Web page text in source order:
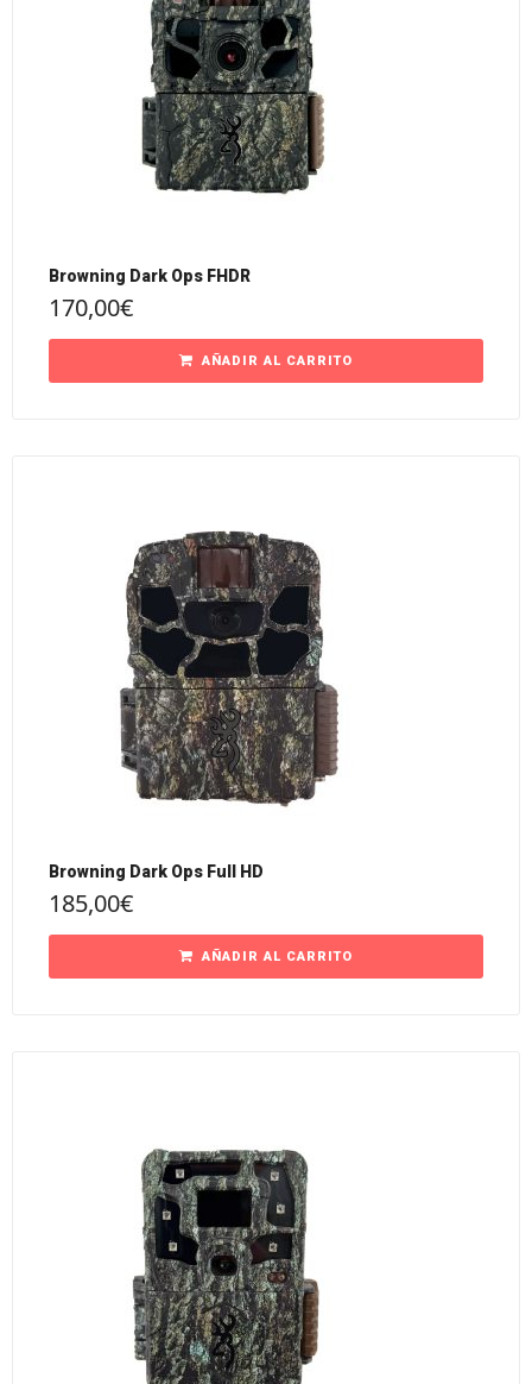
Browning Dark Ops FHDR
170,00€
AÑADIR AL CARRITO
Browning Dark Ops Full HD
185,00€
AÑADIR AL CARRITO